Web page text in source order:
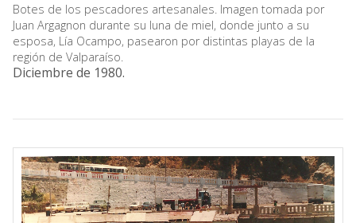
Botes de los pescadores artesanales. Imagen tomada por
Juan Argagnon durante su luna de miel, donde junto a su
esposa, Lía Ocampo, pasearon por distintas playas de la
región de Valparaíso.
Diciembre de 1980.